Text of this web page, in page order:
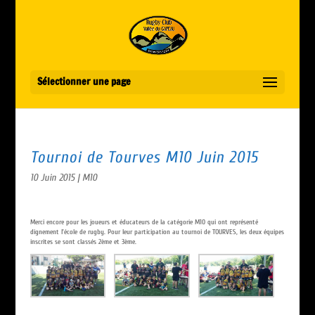
Sélectionner une page
Tournoi de Tourves M10 Juin 2015
10 Juin 2015| M10
Merci encore pour les joueurs et éducateurs de la catégorie M10 qui ont représenté
dignement l’école de rugby. Pour leur participation au tournoi de TOURVES, les deux équipes
inscrites se sont classés 2ème et 3ème.